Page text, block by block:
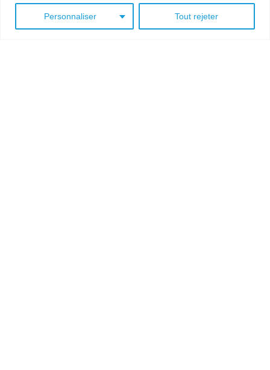
Personnaliser Tout rejeter